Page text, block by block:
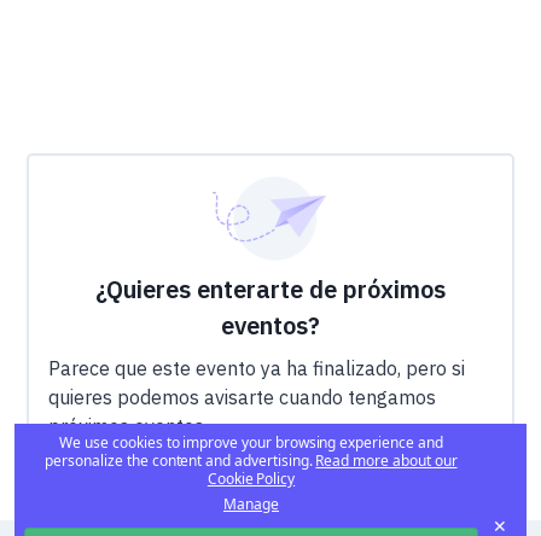
¿Quieres enterarte de próximos
eventos?
Parece que este evento ya ha finalizado, pero si
quieres podemos avisarte cuando tengamos
próximos eventos.
We use cookies to improve your browsing experience and
personalize the content and advertising. Read more about our
Cookie Policy
Manage
✕